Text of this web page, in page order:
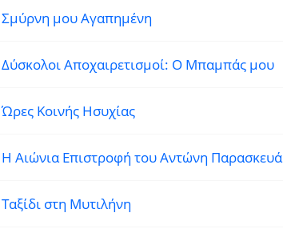
Σμύρνη μου Αγαπημένη
Δύσκολοι Αποχαιρετισμοί: Ο Μπαμπάς μου
Ώρες Κοινής Ησυχίας
Η Αιώνια Επιστροφή του Αντώνη Παρασκευά
Ταξίδι στη Μυτιλήνη